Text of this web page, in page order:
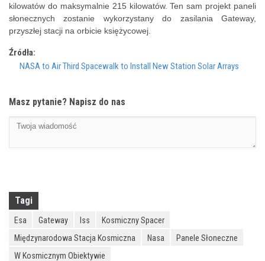
kilowatów do maksymalnie 215 kilowatów. Ten sam projekt paneli
słonecznych zostanie wykorzystany do zasilania Gateway,
przyszłej stacji na orbicie księżycowej.
Źródła:
NASA to Air Third Spacewalk to Install New Station Solar Arrays
Masz pytanie? Napisz do nas
Tagi
Esa Gateway Iss
Kosmiczny Spacer
Międzynarodowa Stacja Kosmiczna
Nasa
Panele Słoneczne
W Kosmicznym Obiektywie